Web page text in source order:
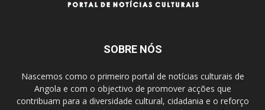
SOBRE NÓS
Nascemos como o primeiro portal de notícias culturais de
Angola e com o objectivo de promover acções que
contribuam para a diversidade cultural, cidadania e o reforço